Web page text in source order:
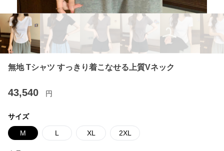
無地 Tシャツ すっきり着こなせる上質Vネック
43,540 円
サイズ
M L XL 2XL